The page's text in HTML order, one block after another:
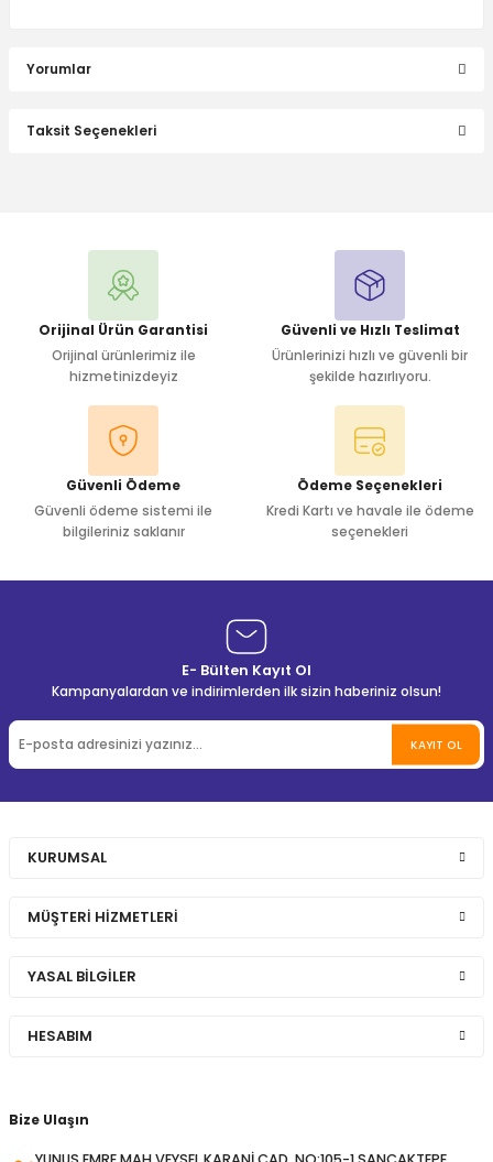
Yorumlar
Taksit Seçenekleri
Orijinal Ürün Garantisi
Orijinal ürünlerimiz ile
hizmetinizdeyiz
Güvenli ve Hızlı Teslimat
Ürünlerinizi hızlı ve güvenli bir
şekilde hazırlıyoru.
Güvenli Ödeme
Güvenli ödeme sistemi ile
bilgileriniz saklanır
Ödeme Seçenekleri
Kredi Kartı ve havale ile ödeme
seçenekleri
E- Bülten Kayıt Ol
Kampanyalardan ve indirimlerden ilk sizin haberiniz olsun!
KAYIT OL
Bize Ulaşın
KURUMSAL
MÜŞTERİ HİZMETLERİ
YASAL BİLGİLER
HESABIM